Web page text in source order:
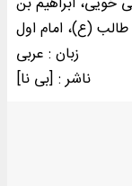
زبان : عربی
ناشر : [بی‌ نا]